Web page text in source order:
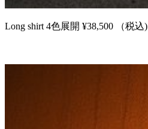
Long shirt 4色展開 ¥38,500 （税込)